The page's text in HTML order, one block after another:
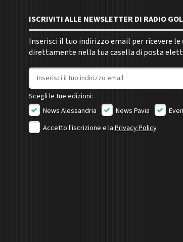
ISCRIVITI ALLE NEWSLETTER DI RADIO
Inserisci il tuo indirizzo email per ricevere le
direttamente nella tua casella di posta
Indirizzo email
Scegli le tue edizioni:
News Alessandria
News Pavia
Accetto l'iscrizione e la Privacy Policy